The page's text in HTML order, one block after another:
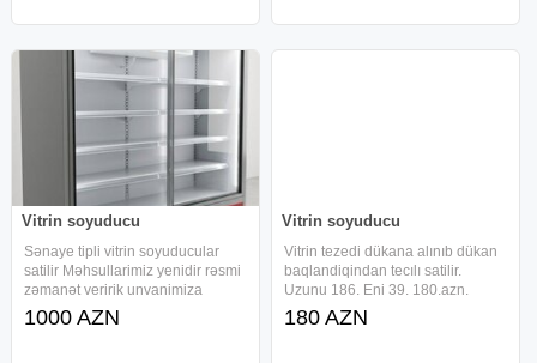
Vitrin soyuducu
Sənaye tipli vitrin soyuducular
satilir Məhsullarimiz yenidir rəsmi
zəmanət veririk unvanimiza
yaxinlaşib avadanliqlarimiza baxa
bilərsiniz.
1000 AZN
Vitrin soyuducu
Vitrin tezedi dükana alınıb dükan
baqlandiqindan tecılı satilir.
Uzunu 186. Eni 39. 180.azn.
Hövsan. 8121.nata84
180 AZN